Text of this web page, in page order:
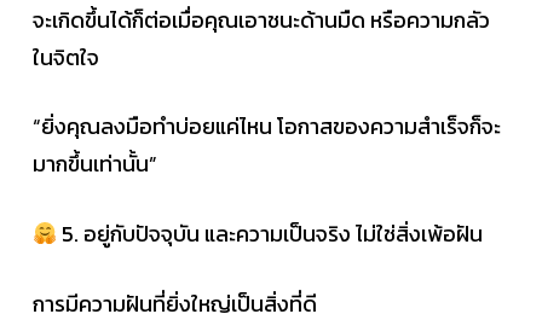
จะเกิดขึ้นได้ก็ต่อเมื่อคุณเอาชนะด้านมืด หรือความกลัว
ในจิตใจ
“ยิ่งคุณลงมือทำบ่อยแค่ไหน โอกาสของความสำเร็จก็จะ
มากขึ้นเท่านั้น”
5. อยู่กับปัจจุบัน และความเป็นจริง ไม่ใช่สิ่งเพ้อฝัน
การมีความฝันที่ยิ่งใหญ่เป็นสิ่งที่ดี